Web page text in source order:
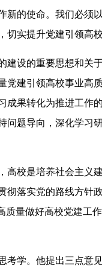
的使命。我们必须
实提升党建引领高
设的重要思想和关
建引领高校事业高
果转化为推进工作
题导向，深化学习
校是培养社会主义
落实党的路线方针
量做好高校党建工
学。他提出三点意